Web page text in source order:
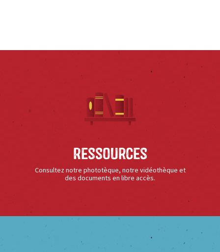
Ressources
Consultez notre phototèque, notre vidéothèque et
des documents en libre accès.